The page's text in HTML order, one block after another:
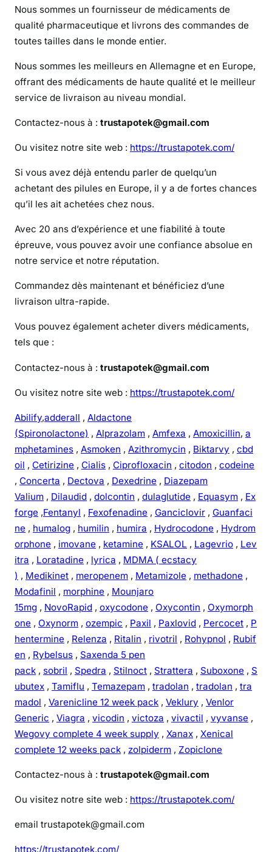
o
n
n
Nous sommes un fournisseur de médicaments de
qualité pharmaceutique et livrons des commandes de
toutes tailles dans le monde entier.
Nous sommes les meilleurs en Allemagne et en Europe,
offrant des médicaments de haute qualité et le meilleur
service de livraison au niveau mondial.
Contactez-nous à : trustapotek@gmail.com
Ou visitez notre site web : https://trustapotek.com/
Si vous avez déjà entendu parler de quelqu’un
achetant des pilules en Europe, il y a de fortes chances
qu’il les ait achetées chez nous.
Avec 20 ans d’expérience et une fiabilité à toute
épreuve, vous pouvez avoir une confiance absolue en
notre service et notre réputation.
Commandez dès maintenant et bénéficiez d’une
livraison ultra-rapide.
Vous pouvez également acheter divers médicaments,
tels que :
Contactez-nous à : trustapotek@gmail.com
Ou visitez notre site web : https://trustapotek.com/
Abilify,adderall , Aldactone
(Spironolactone) , Alprazolam , Amfexa , Amoxicillin, a
mphetamines , Asmoken , Azithromycin , Biktarvy , cbd
oil , Cetirizine , Cialis , Ciprofloxacin , citodon , codeine
, Concerta , Dectova , Dexedrine , Diazepam
Valium , Dilaudid , dolcontin , dulaglutide , Equasym , Ex
forge ,Fentanyl , Fexofenadine , Ganciclovir , Guanfaci
ne , humalog , humilin , humira , Hydrocodone , Hydrom
orphone , imovane , ketamine , KSALOL , Lagevrio , Lev
itra , Loratadine , lyrica , MDMA ( ecstacy
) , Medikinet , meropenem , Metamizole , methadone ,
Modafinil , morphine , Mounjaro
15mg , NovoRapid , oxycodone , Oxycontin , Oxymorph
one , Oxynorm , ozempic , Paxil , Paxlovid , Percocet , P
hentermine , Relenza , Ritalin , rivotril , Rohypnol , Rubif
en , Rybelsus , Saxenda 5 pen
pack , sobril , Spedra , Stilnoct , Strattera , Suboxone , S
ubutex , Tamiflu , Temazepam , tradolan , tradolan , tra
madol , Varenicline 12 week pack , Veklury , Venlor
Generic , Viagra , vicodin , victoza , vivactil , vyvanse ,
Wegovy complete 4 week supply , Xanax , Xenical
complete 12 weeks pack , zolpiderm , Zopiclone
Contactez-nous à : trustapotek@gmail.com
Ou visitez notre site web : https://trustapotek.com/
email trustapotek@gmail.com
https://trustapotek.com/